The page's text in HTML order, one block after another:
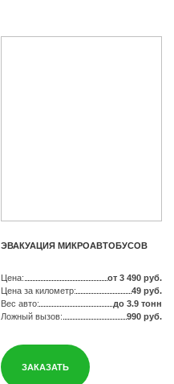
ЭВАКУАЦИЯ МИКРОАВТОБУСОВ
Цена:
от 3 490 руб.
Цена за километр:
49 руб.
Вес авто:
до 3.9 тонн
Ложный вызов:
990 руб.
ЗАКАЗАТЬ